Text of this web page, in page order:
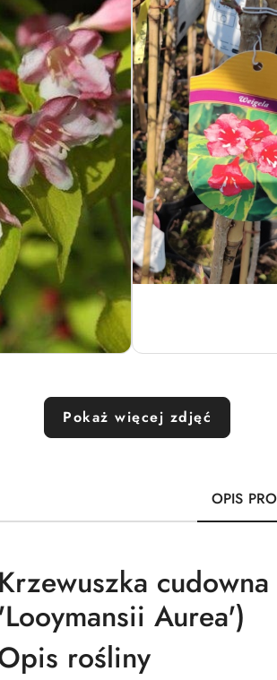
Pokaż więcej zdjęć
OPIS
Krzewuszka
'Looymansii Aurea')
rośliny